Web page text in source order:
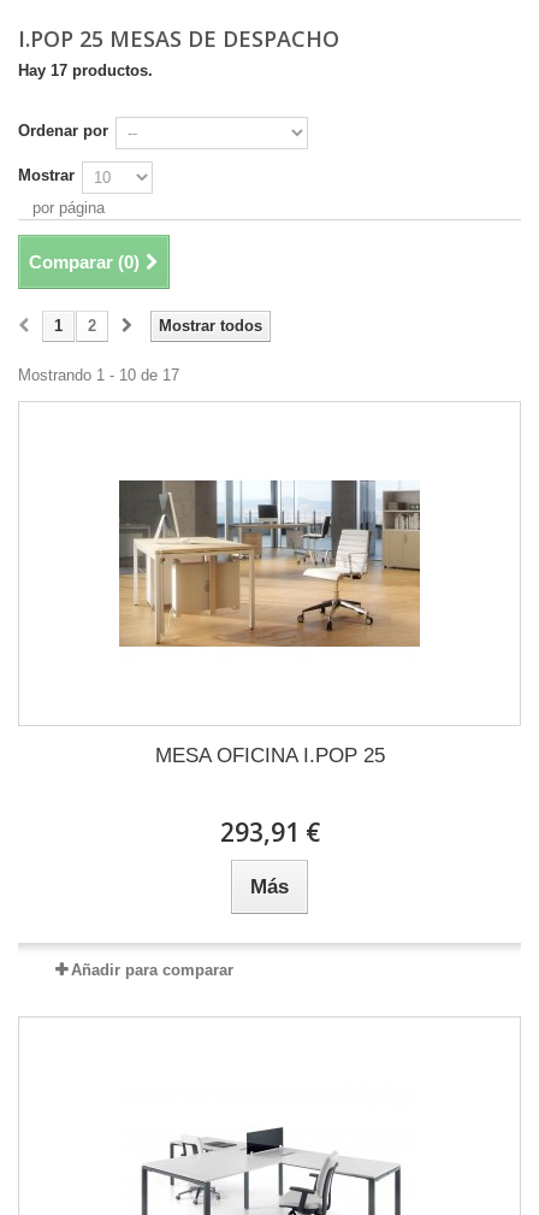
I.POP 25 MESAS DE DESPACHO
Hay 17 productos.
Ordenar por
Mostrar
por página
Comparar (0)
Mostrar todos
1 2
Mostrando 1 - 10 de 17
MESA OFICINA I.POP 25
293,91 €
Más
Añadir para comparar